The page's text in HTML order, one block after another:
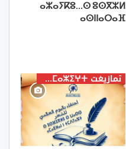
ⴰⵣⴰⵢⴽⵓ…ⵙ ⵓⵙⴳⵣⵍ
ⴰⵙⵏⵏⴰⵔⴰⴼ
تمازيغت ⵜⴰⵎⴰⵣⵉⵖⵜ